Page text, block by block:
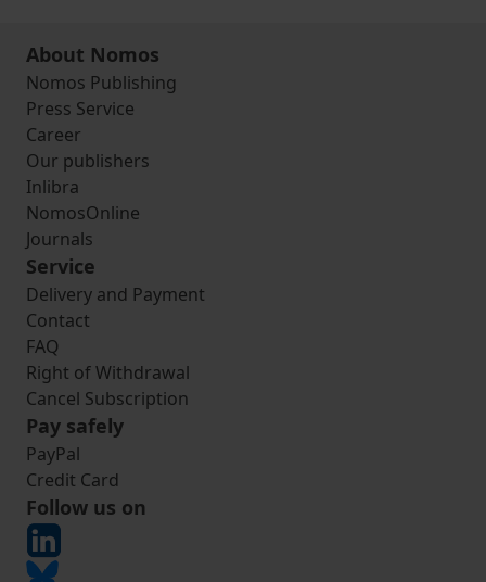
About Nomos
Nomos Publishing
Press Service
Career
Our publishers
Inlibra
NomosOnline
Journals
Service
Delivery and Payment
Contact
FAQ
Right of Withdrawal
Cancel Subscription
Pay safely
PayPal
Credit Card
Follow us on